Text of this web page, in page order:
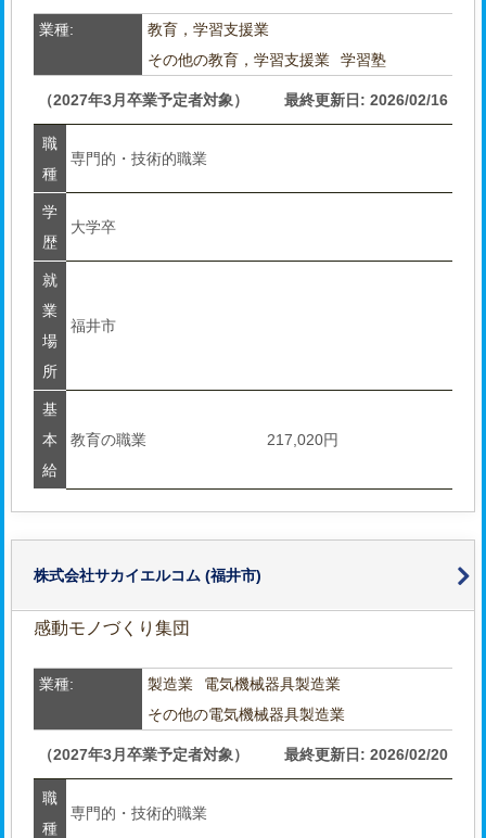
業種:
教育，学習支援業
その他の教育，学習支援業
学習塾
（2027年3月卒業予定者対象） 最終更新日: 2026/02/16
職
種
専門的・技術的職業
学
歴
大学卒
就
業
場
所
福井市
基
本
給
教育の職業 217,020円
株式会社サカイエルコム (福井市)
感動モノづくり集団
業種: 製造業
電気機械器具製造業
その他の電気機械器具製造業
（2027年3月卒業予定者対象） 最終更新日: 2026/02/20
職
種
専門的・技術的職業